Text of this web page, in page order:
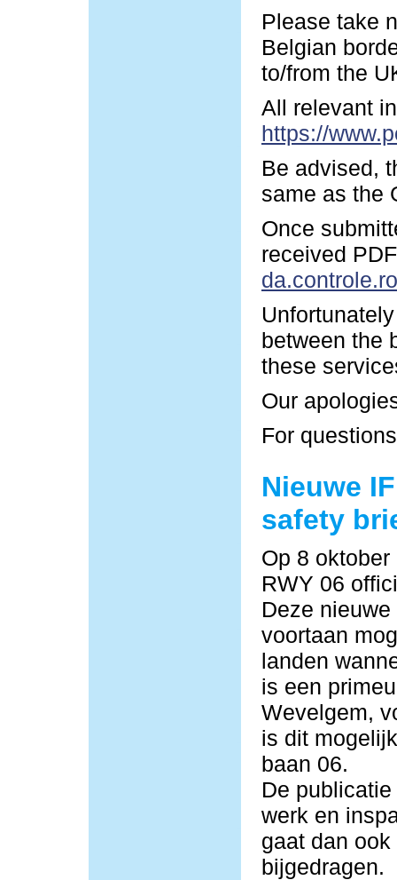
Please take
Belgian
to/from the
All relevant
https://
Be advised,
same as the
Once
received
between the
these
Our
For
Nieuwe
safety
Op 8
RWY 06
Deze
voortaan
landen
is een
Wevelgem,
is dit
baan 06.
De
werk en
gaat dan
bijgedragen.